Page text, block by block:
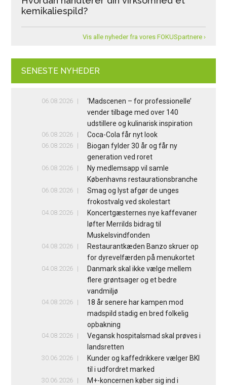
kemikaliespild?
Vis alle nyheder fra vores FOKUSpartnere ›
SENESTE NYHEDER
06.08.2026
‘Madscenen – for professionelle’
vender tilbage med over 140
udstillere og kulinarisk inspiration
06.08.2026 Coca-Cola får nyt look
06.08.2026
Biogan fylder 30 år og får ny
generation ved roret
06.08.2026
Ny medlemsapp vil samle
Københavns restaurationsbranche
06.08.2026
Smag og lyst afgør de unges
frokostvalg ved skolestart
04.08.2026
Koncertgæsternes nye kaffevaner
løfter Merrilds bidrag til
Muskelsvindfonden
04.08.2026
Restaurantkæden Banzo skruer op
for dyrevelfærden på menukortet
04.08.2026
Danmark skal ikke vælge mellem
flere grøntsager og et bedre
vandmiljø
04.08.2026
18 år senere har kampen mod
madspild stadig en bred folkelig
opbakning
04.08.2026
Vegansk hospitalsmad skal prøves i
landsretten
30.06.2026
Kunder og kaffedrikkere vælger BKI
til i udfordret marked
30.06.2026
M+-koncernen køber sig ind i